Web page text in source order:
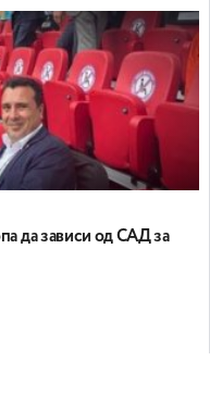
да зависи од САД за